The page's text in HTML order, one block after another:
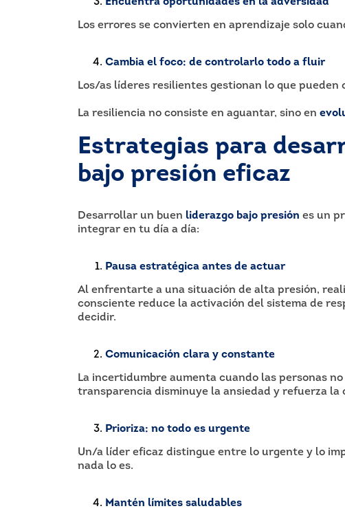
Los errores se convierten en aprendizaje solo
Cambia el foco: de controlarlo todo a fluir
Los/as líderes resilientes gestionan lo que pueden
La resiliencia no consiste en aguantar, sino en
Estrategias para
bajo presión eficaz
Desarrollar un buen liderazgo bajo presión es un
integrar en tu día a día:
Pausa estratégica antes de actuar
Al enfrentarte a una situación de alta presión,
consciente reduce la activación del sistema de
decidir.
Comunicación clara y constante
La incertidumbre aumenta cuando las personas
transparencia disminuye la ansiedad y refuerza la
Prioriza: no todo es urgente
Un/a líder eficaz distingue entre lo urgente y lo
nada lo es.
Mantén límites saludables